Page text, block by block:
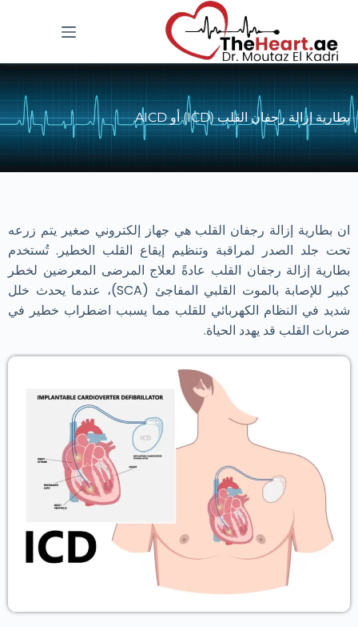
بطارية إزالة رجفان القلب (ICD) أو AICD
ان بطارية إزالة رجفان القلب هي جهاز إلكتروني صغير يتم زرعه
تحت جلد الصدر لمراقبة وتنظيم إيقاع القلب الخطير. تُستخدم
بطارية إزالة رجفان القلب عادةً لعلاج المرضى المعرضين لخطر
كبير للإصابة بالموت القلبي المفاجئ (SCA)، عندما يحدث خلل
شديد في النظام الكهربائي للقلب مما يسبب اضطراب خطير في
ضربات القلب قد يهدد الحياة.